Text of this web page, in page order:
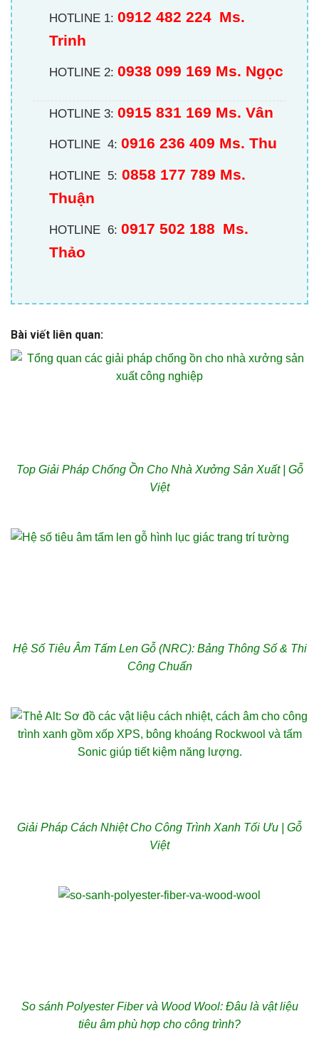
HOTLINE 1:0912 482 224 Ms.
Trinh
HOTLINE 2:0938 099 169 Ms. Ngọc
HOTLINE 3:0915 831 169 Ms. Vân
HOTLINE 4:0916 236 409 Ms. Thu
HOTLINE 5: 0858 177 789 Ms.
Thuận
HOTLINE 6:0917 502 188 Ms.
Thảo
Bài viết liên quan:
Top Giải Pháp Chống Ồn Cho Nhà Xưởng Sản Xuất | Gỗ
Việt
Hệ Số Tiêu Âm Tấm Len Gỗ (NRC): Bảng Thông Số & Thi
Công Chuẩn
Giải Pháp Cách Nhiệt Cho Công Trình Xanh Tối Ưu | Gỗ
Việt
So sánh Polyester Fiber và Wood Wool: Đâu là vật liệu
tiêu âm phù hợp cho công trình?